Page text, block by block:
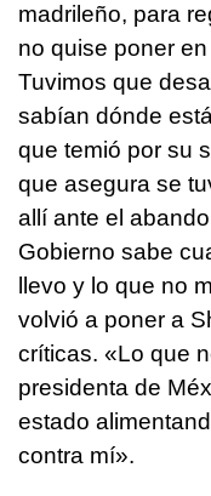
madrileño, para
no quise poner
Tuvimos que
sabían dónde
que temió por su
que asegura se
allí ante el
Gobierno sabe
llevo y lo que no
volvió a poner a
críticas. «Lo que
presidenta de
estado
contra mí».